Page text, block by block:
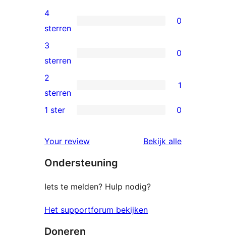
5
sterren
beoordelingen
0
4
sterren
beoordelingen
4
sterren
0
0
3
sterren
beoordelingen
3
sterren
0
1
2
beoordeling
2
sterren
1
sterren
beoordelingen
1 ster 0
Your review Bekijk alle
Ondersteuning
Iets te melden? Hulp nodig?
Het supportforum bekijken
Doneren